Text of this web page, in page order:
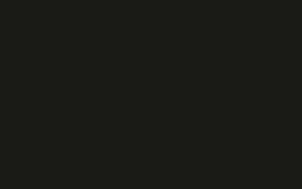
concreto’ por Luiz Henrique, ex-